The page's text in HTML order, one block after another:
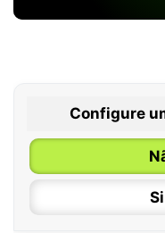
Configure